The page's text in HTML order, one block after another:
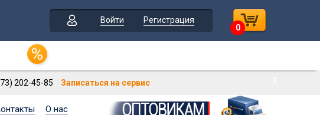
Войти
Регистрация
0
202-45-85 Записаться на сервис
О нас